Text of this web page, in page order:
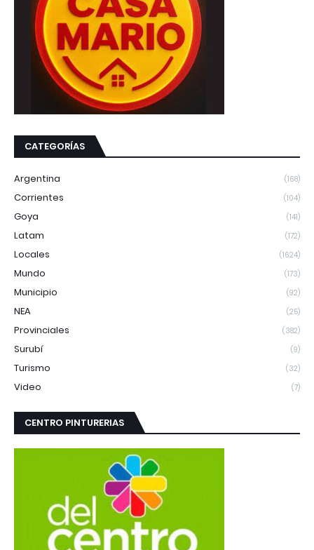
CATEGORÍAS
Argentina (168)
Corrientes (104)
Goya (141)
Latam (172)
Locales (1624)
Mundo (173)
Municipio (92)
NEA (25)
Provinciales (382)
Surubí (9)
Turismo (32)
Video (7)
CENTRO PINTURERIAS